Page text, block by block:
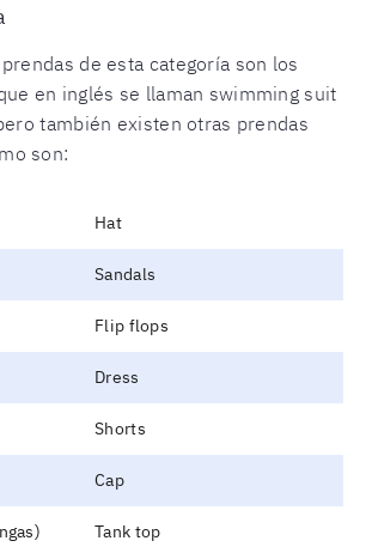
de esta categoría son los
en inglés se llaman swimming suit
también existen otras prendas
son:
Hat
Sandals
Flip flops
Dress
Shorts
Cap
Tank top